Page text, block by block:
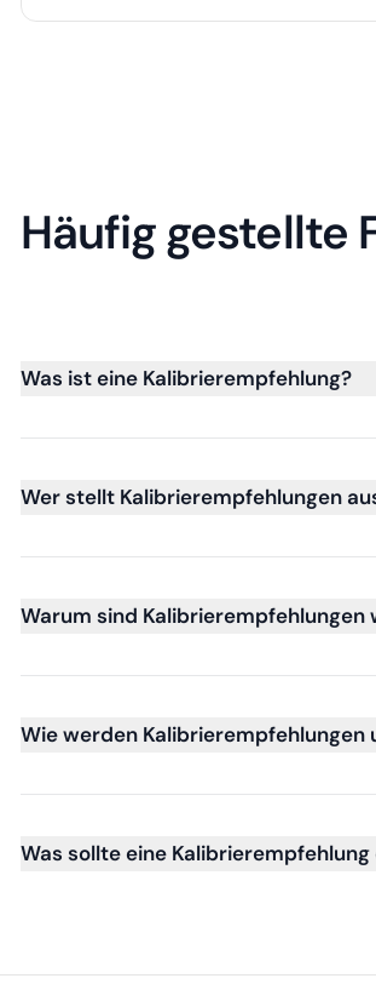
Häufig gestellte
Was ist eine Kalibrierempfehlung?
Wer stellt Kalibrierempfehlungen
Warum sind Kalibrierempfehlungen
Wie werden Kalibrierempfehlungen
Was sollte eine